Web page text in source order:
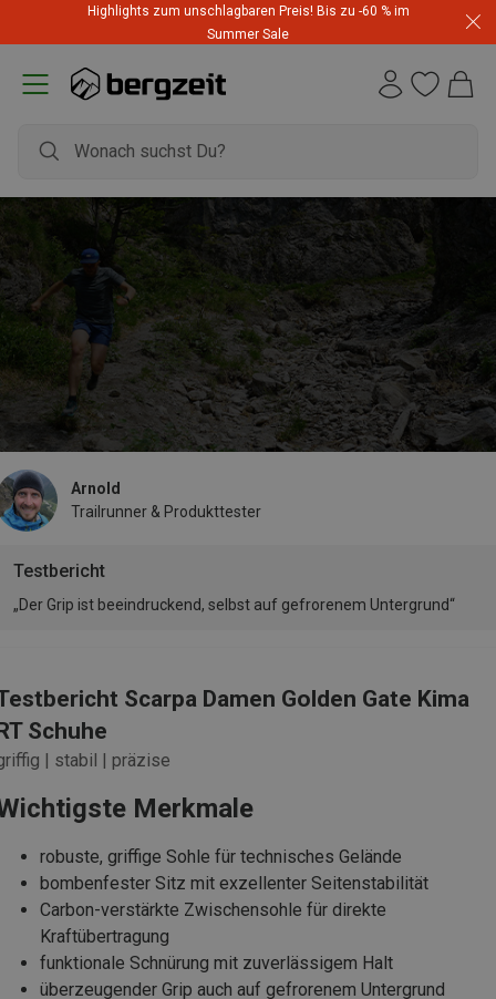
Highlights zum unschlagbaren Preis! Bis zu -60 % im
Summer Sale
Testbericht
Arnold
Trailrunner & Produkttester
„Der Grip ist beeindruckend, selbst auf gefrorenem Untergrund“
Scarpa Damen Golden Gate Kima
Schuhe
| stabil | präzise
Merkmale
robuste, griffige Sohle für technisches Gelände
bombenfester Sitz mit exzellenter Seitenstabilität
Carbon-verstärkte Zwischensohle für direkte
Kraftübertragung
funktionale Schnürung mit zuverlässigem Halt
überzeugender Grip auch auf gefrorenem Untergrund